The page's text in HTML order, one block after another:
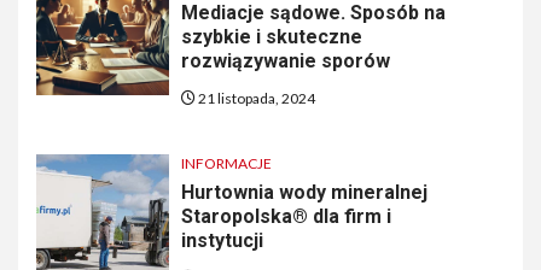
Mediacje sądowe. Sposób na
szybkie i skuteczne
rozwiązywanie sporów
21 listopada, 2024
INFORMACJE
Hurtownia wody mineralnej
Staropolska® dla firm i
instytucji